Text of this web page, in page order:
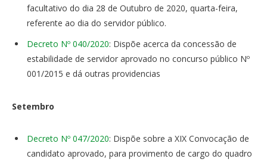
facultativo do dia 28 de Outubro de 2020, quarta-feira,
referente ao dia do servidor público.
Decreto Nº 040/2020: Dispõe acerca da concessão de
estabilidade de servidor aprovado no concurso público Nº
001/2015 e dá outras providencias
Setembro
Decreto Nº 047/2020: Dispõe sobre a XIX Convocação de
candidato aprovado, para provimento de cargo do quadro